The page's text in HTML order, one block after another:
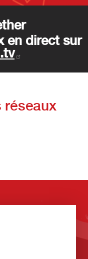
en direct sur
réseaux